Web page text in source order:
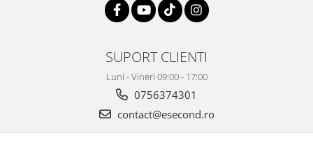
SUPORT CLIENTI
Luni - Vineri 09:00 - 17:00
0756374301
contact@esecond.ro